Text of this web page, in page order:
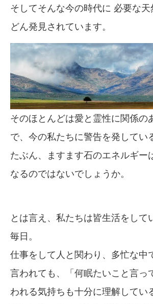
そしてそんな今の時代に 必要な
どん発見されています。
そのほとんどは愛と霊性に関係の
で、今の私たちに警告を発してい
たぶん、ますます石のエネルギー
なるのではないでしょうか。
とは言え、私たちは皆生活をして
毎日。
仕事をして人と関わり、多忙な中
言われても、「何眠たいこと言っ
われる気持ちも十分に理解してい